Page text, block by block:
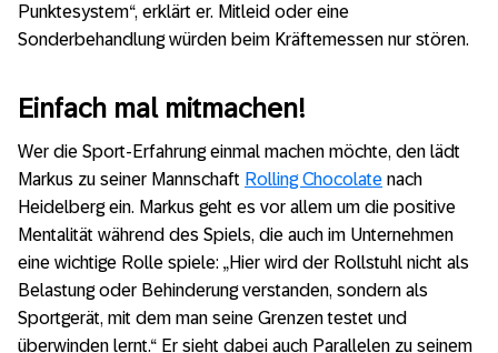
Punktesystem“, erklärt er. Mitleid oder eine
Sonderbehandlung würden beim Kräftemessen nur stören.
Einfach mal mitmachen!
Wer die Sport-Erfahrung einmal machen möchte, den lädt
Markus zu seiner Mannschaft Rolling Chocolate nach
Heidelberg ein. Markus geht es vor allem um die positive
Mentalität während des Spiels, die auch im Unternehmen
eine wichtige Rolle spiele: „Hier wird der Rollstuhl nicht als
Belastung oder Behinderung verstanden, sondern als
Sportgerät, mit dem man seine Grenzen testet und
überwinden lernt.“ Er sieht dabei auch Parallelen zu seinem